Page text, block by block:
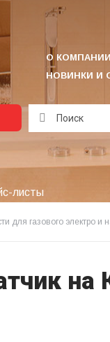
О КОМПАНИИ
НОВИНКИ И
листы
для газового электро и